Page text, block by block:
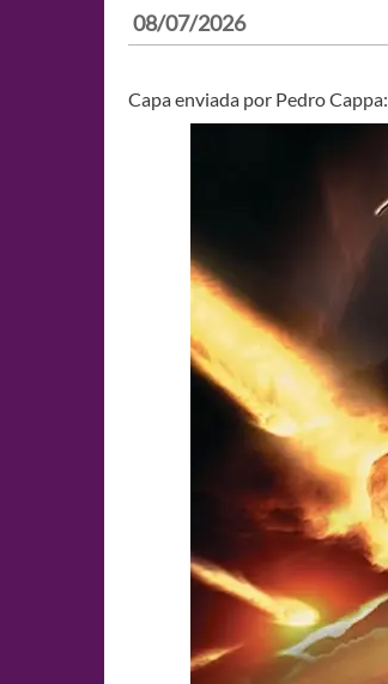
08/07/2026
Capa enviada por Pedro Cappa: